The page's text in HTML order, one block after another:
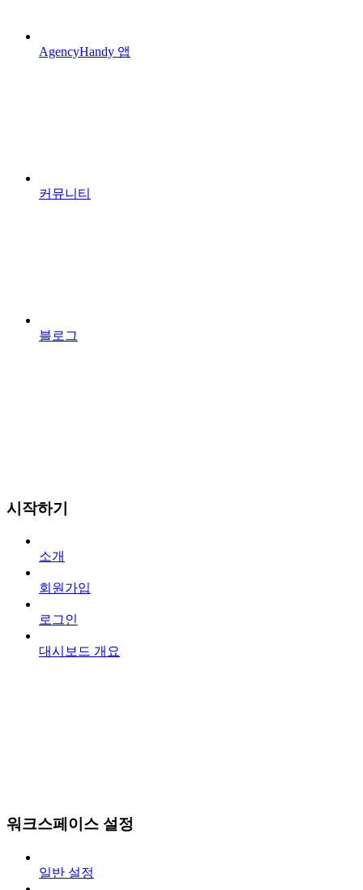
AgencyHandy 앱
커뮤니티
블로그
시작하기
소개
회원가입
로그인
대시보드 개요
워크스페이스 설정
일반 설정